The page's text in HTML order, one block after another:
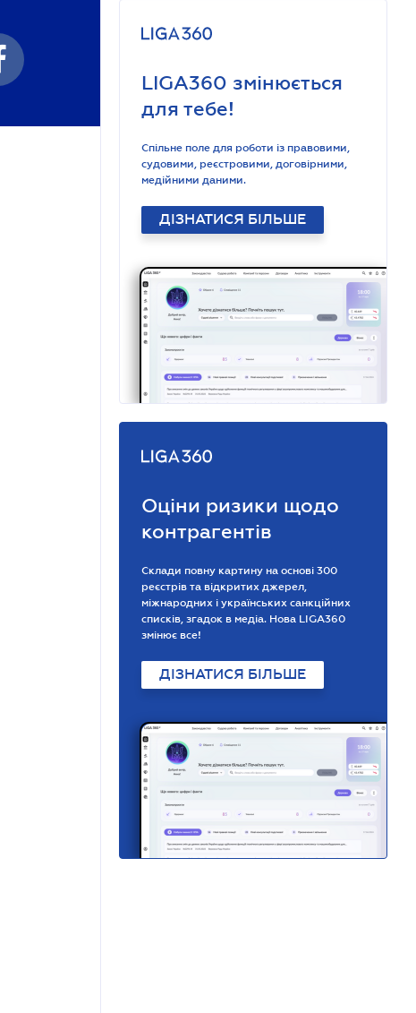
LIGA360 змінюється
для тебе!
Спільне поле для роботи із правовими,
судовими, реєстровими, договірними,
медійними даними.
ДІЗНАТИСЯ БІЛЬШЕ
Оціни ризики щодо
контрагентів
Склади повну картину на основі 300
реєстрів та відкритих джерел,
міжнародних і українських санкційних
списків, згадок в медіа. Нова LIGA360
змінює все!
ДІЗНАТИСЯ БІЛЬШЕ